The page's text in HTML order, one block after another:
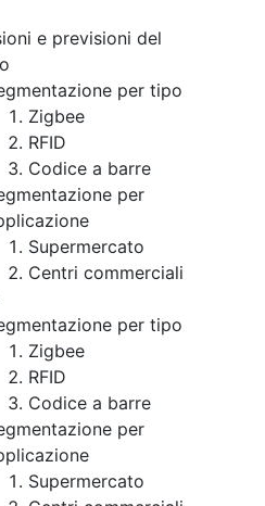
e previsioni del
per tipo
Zigbee
RFID
Codice a barre
per
Supermercato
Centri commerciali
per tipo
Zigbee
RFID
Codice a barre
per
Supermercato